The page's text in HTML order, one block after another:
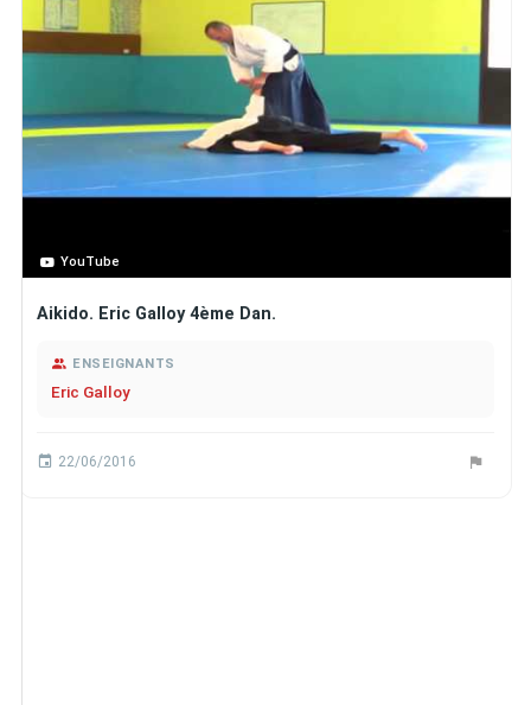
YouTube
Aikido. Eric Galloy 4ème Dan.
ENSEIGNANTS
Eric Galloy
22/06/2016